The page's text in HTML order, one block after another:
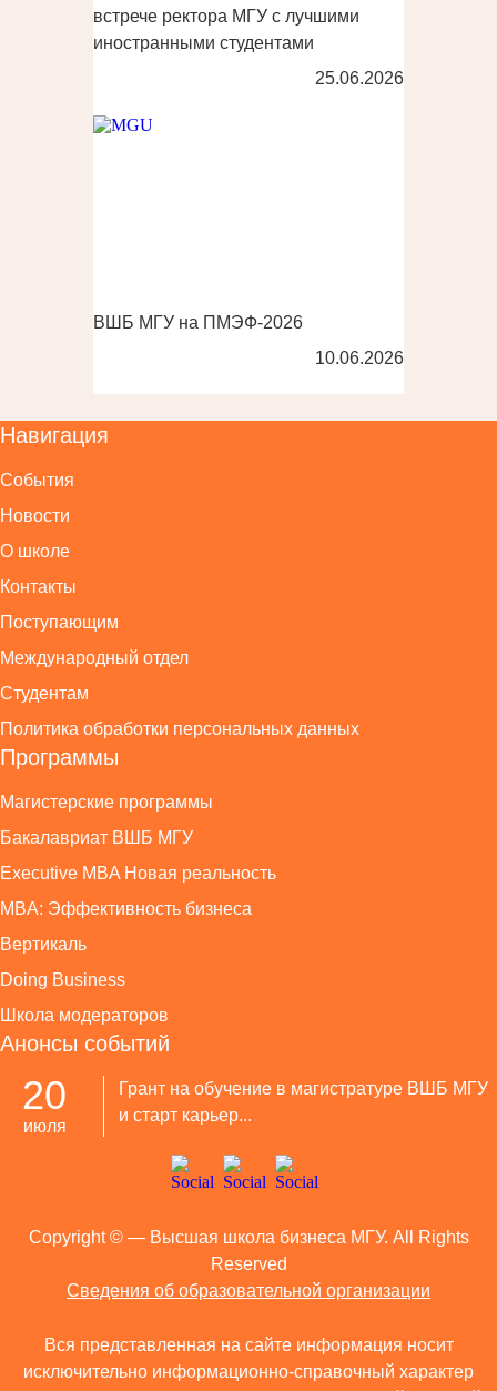
встрече ректора МГУ с лучшими
иностранными студентами
25.06.2026
ВШБ МГУ на ПМЭФ-2026
10.06.2026
Навигация
События
Новости
О школе
Контакты
Поступающим
Международный отдел
Студентам
Политика обработки персональных данных
Программы
Магистерские программы
Бакалавриат ВШБ МГУ
Executive MBA Новая реальность
MBA: Эффективность бизнеса
Вертикаль
Doing Business
Школа модераторов
Анонсы событий
20
июля
Грант на обучение в магистратуре ВШБ МГУ
и старт карьер...
Copyright © — Высшая школа бизнеса МГУ. All Rights
Reserved
Сведения об образовательной организации
Вся представленная на сайте информация носит
исключительно информационно-справочный характер